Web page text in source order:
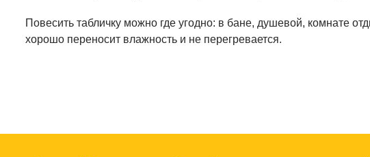
Повесить табличку можно где угодно: в бане, душевой, комнате
хорошо переносит влажность и не перегревается.